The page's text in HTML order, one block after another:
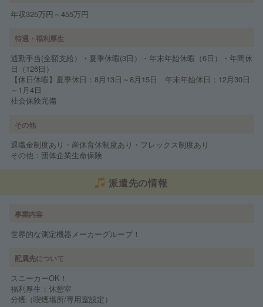
年収325万円～455万円
待遇・福利厚生
通勤手当(全額支給）・夏季休暇(3日）・年末年始休暇（6日）・年間休
日（126日）
【休日休暇】夏季休日：8月13日～8月15日 年末年始休日：12月30日
～1月4日
社会保険完備
その他
退職金制度あり・産休育休制度あり・フレックス制度あり
その他：団体企業生命保険
派遣先の情報
事業内容
世界的な測定機器メーカーグループ！
配属先について
スニーカーOK！
福利厚生：休憩室
分煙（喫煙場所/専用室設定）